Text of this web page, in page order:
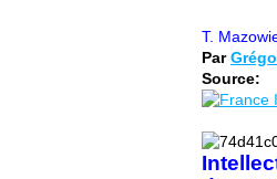
T.
Par
Source: